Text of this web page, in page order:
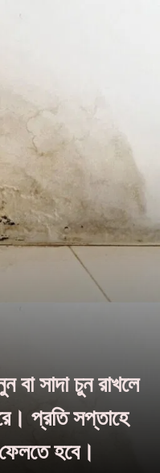
বা সাদা চুন রাখলে
প্রতি সপ্তাহে
হবে।